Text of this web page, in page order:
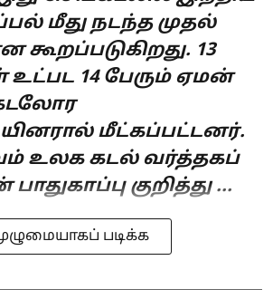
மீது நடந்த முதல்
கூறப்படுகிறது. 13
14 பேரும் ஏமன்
மீட்கப்பட்டனர்.
உலக கடல் வர்த்தகப்
குறித்து ...
படிக்க